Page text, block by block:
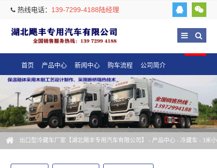
热线电话： 139-7299-4188陆经理
首页 产品中心 新闻中心 购车流程 公司简介
出口型冷藏车厂家【湖北飓丰专用汽车有限公司】 - 产品中心 - 冷藏车 - 3米小